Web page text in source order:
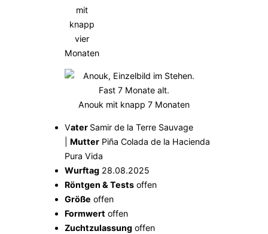
mit
knapp
vier
Monaten
Anouk mit knapp 7 Monaten
Vater Samir de la Terre Sauvage
Mutter Piña Colada de la Hacienda
Pura Vida
Wurftag 28.08.2025
Röntgen & Tests offen
Größe offen
Formwert offen
Zuchtzulassung offen